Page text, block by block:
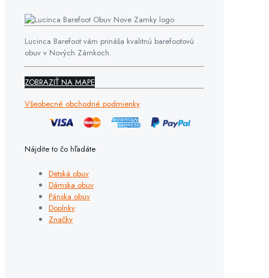
Lucinca Barefoot vám prináša kvalitnú barefootovú
obuv v Nových Zámkoch.
ZOBRAZIŤ NA MAPE
Všeobecné obchodné podmienky
Nájdite to čo hľadáte
Detská obuv
Dámska obuv
Pánska obuv
Doplnky
Značky